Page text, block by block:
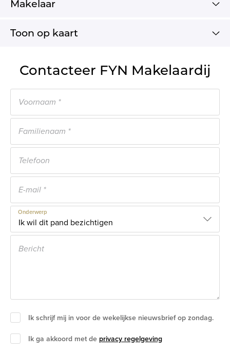
Makelaar
Toon op kaart
Contacteer FYN Makelaardij
Onderwerp
Ik schrijf mij in voor de wekelijkse nieuwsbrief op zondag.
Ik ga akkoord met de privacy regelgeving